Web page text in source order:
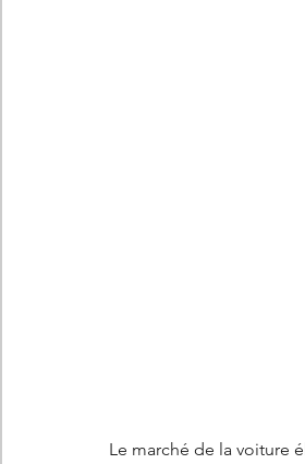
Le marché de la voiture